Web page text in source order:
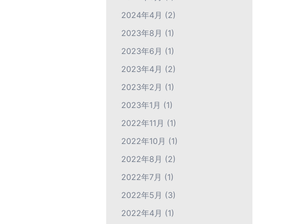
2024年4月 (2)
2023年8月 (1)
2023年6月 (1)
2023年4月 (2)
2023年2月 (1)
2023年1月 (1)
2022年11月 (1)
2022年10月 (1)
2022年8月 (2)
2022年7月 (1)
2022年5月 (3)
2022年4月 (1)